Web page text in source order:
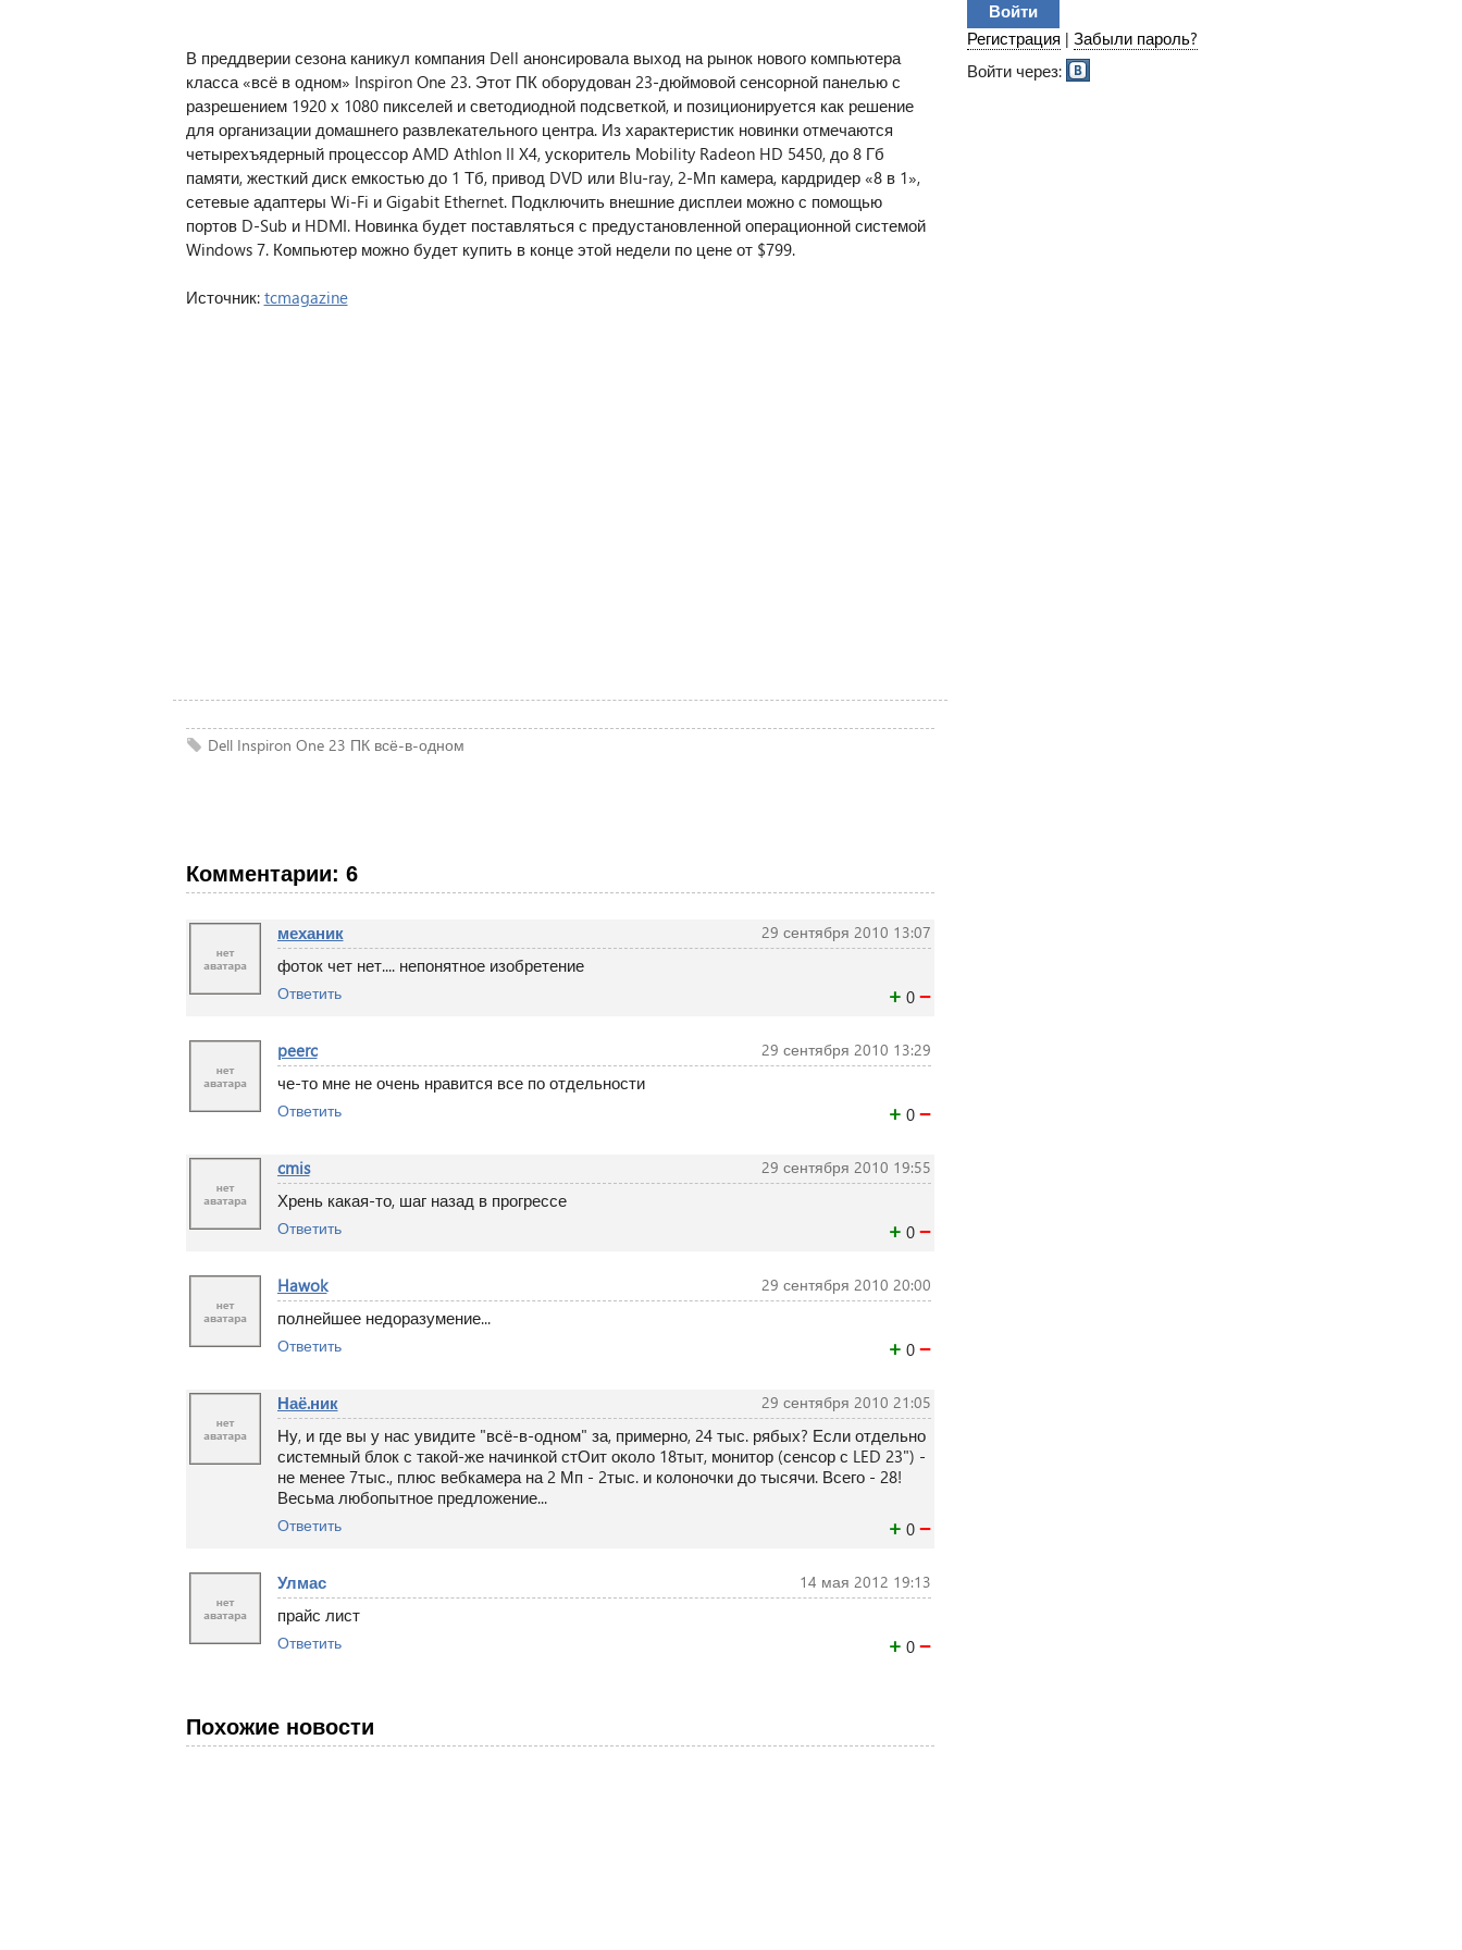
В преддверии сезона каникул компания Dell анонсировала выход на рынок нового компьютера
класса «всё в одном» Inspiron One 23. Этот ПК оборудован 23-дюймовой сенсорной панелью с
разрешением 1920 х 1080 пикселей и светодиодной подсветкой, и позиционируется как решение
для организации домашнего развлекательного центра. Из характеристик новинки отмечаются
четырехъядерный процессор AMD Athlon II X4, ускоритель Mobility Radeon HD 5450, до 8 Гб
памяти, жесткий диск емкостью до 1 Тб, привод DVD или Blu-ray, 2-Мп камера, кардридер «8 в 1»,
сетевые адаптеры Wi-Fi и Gigabit Ethernet. Подключить внешние дисплеи можно с помощью
портов D-Sub и HDMI. Новинка будет поставляться с предустановленной операционной системой
Windows 7. Компьютер можно будет купить в конце этой недели по цене от $799.
Источник: tcmagazine
Dell Inspiron One 23 ПК всё-в-одном
Комментарии: 6
29 сентября 2010 13:07
механик
фоток чет нет.... непонятное изобретение
+ 0 −
Ответить
29 сентября 2010 13:29
peerc
че-то мне не очень нравится все по отдельности
+ 0 −
Ответить
29 сентября 2010 19:55
cmis
Хрень какая-то, шаг назад в прогрессе
+ 0 −
Ответить
29 сентября 2010 20:00
Hawok
полнейшее недоразумение...
+ 0 −
Ответить
29 сентября 2010 21:05
Наё.ник
Ну, и где вы у нас увидите "всё-в-одном" за, примерно, 24 тыс. рябых? Если отдельно
системный блок с такой-же начинкой стОит около 18тыт, монитор (сенсор с LED 23") -
не менее 7тыс., плюс вебкамера на 2 Мп - 2тыс. и колоночки до тысячи. Всего - 28!
Весьма любопытное предложение...
+ 0 −
Ответить
14 мая 2012 19:13
Улмас
прайс лист
+ 0 −
Ответить
Похожие новости
Регистрация | Забыли пароль?
Войти через: